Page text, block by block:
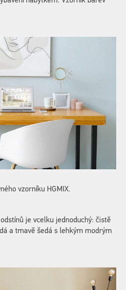
vzorníku HGMIX.
je vcelku jednoduchý: čistě
a tmavě šedá s lehkým modrým